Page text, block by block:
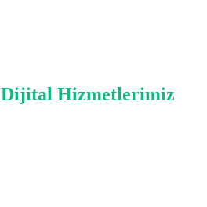
Dijital Hizmetlerimiz